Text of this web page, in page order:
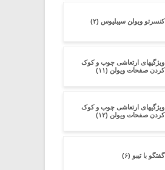
کنسرتو ویولن سیبلیوس (۲)
ویژگیهای ارتعاشی چوب و کوک
کردن صفحات ویولن (۱۱)
ویژگیهای ارتعاشی چوب و کوک
کردن صفحات ویولن (۱۲)
گفتگو با تیبو (۶)